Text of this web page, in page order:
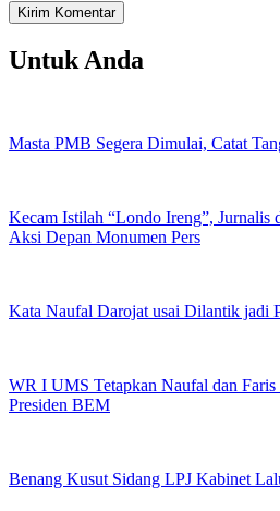
Untuk Anda
Masta PMB Segera Dimulai, Catat
Kecam Istilah “Londo Ireng”, Jurnalis
Aksi Depan Monumen Pers
Kata Naufal Darojat usai Dilantik jadi
WR I UMS Tetapkan Naufal dan Faris
Presiden BEM
Benang Kusut Sidang LPJ Kabinet